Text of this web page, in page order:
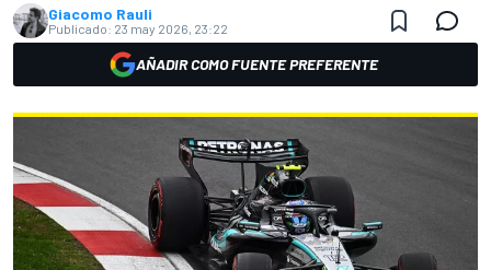
Giacomo Rauli
Publicado: 23 may 2026, 23:22
AÑADIR COMO FUENTE PREFERENTE